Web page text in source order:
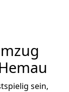
sein,